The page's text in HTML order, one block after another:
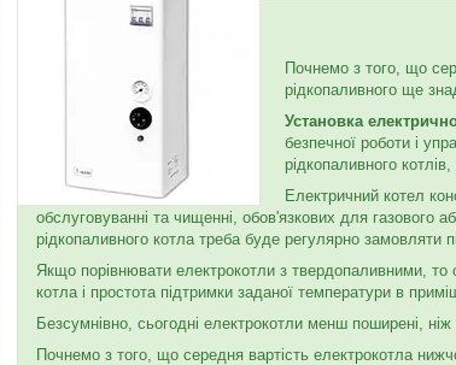
Почнемо з того, що
рідкопаливного ще
Установка
безпечної роботи і
рідкопаливного
Електричний котел
обслуговуванні та чищенні, обов'язкових для газового
рідкопаливного котла треба буде регулярно замовляти
Якщо порівнювати електрокотли з твердопаливними, то
котла і простота підтримки заданої температури в
Безсумнівно, сьогодні електрокотли менш поширені, ніж
Почнемо з того, що середня вартість електрокотла